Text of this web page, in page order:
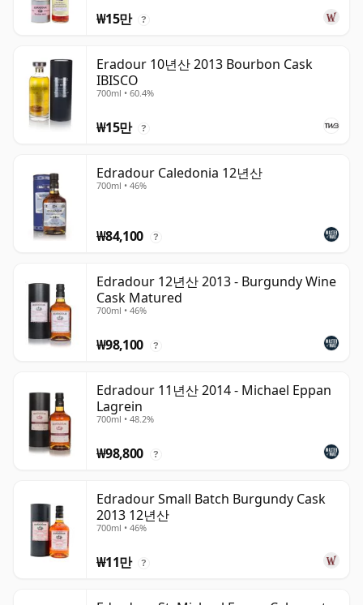
₩15만 ?
Eradour 10년산 2013 Bourbon Cask
IBISCO
700ml • 60.4%
₩15만 ?
Edradour Caledonia 12년산
700ml • 46%
₩84,100 ?
Edradour 12년산 2013 - Burgundy Wine
Cask Matured
700ml • 46%
₩98,100 ?
Edradour 11년산 2014 - Michael Eppan
Lagrein
700ml • 48.2%
₩98,800 ?
Edradour Small Batch Burgundy Cask
2013 12년산
700ml • 46%
₩11만 ?